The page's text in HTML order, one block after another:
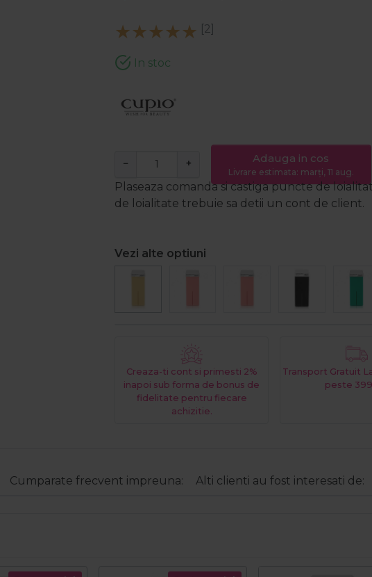
[2]
In stoc
− + Adauga in cos
Livrare estimata: marți, 11 aug.
Plaseaza comanda si castiga puncte de
de loialitate trebuie sa detii un cont de client.
Vezi alte optiuni
Creaza-ti cont si primesti 2%
inapoi sub forma de bonus de
fidelitate pentru fiecare
achizitie.
Transport Gratuit
peste
Cumparate frecvent impreuna: Alti clienti au fost interesati de: